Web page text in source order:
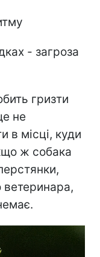
- загроза
гризти
не
в місці, куди
ж собака
ветеринара,